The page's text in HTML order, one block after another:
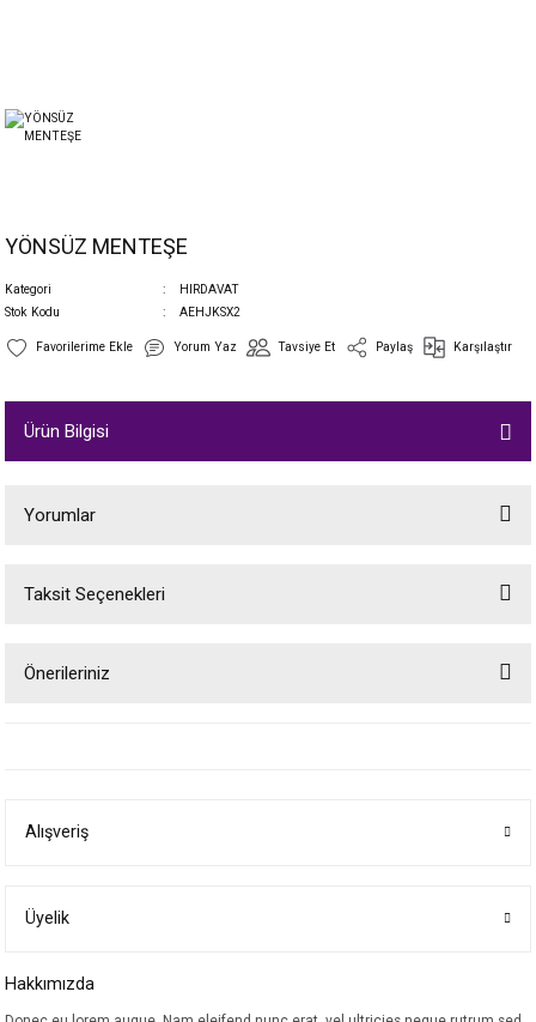
YÖNSÜZ MENTEŞE
Kategori
HIRDAVAT
Stok Kodu
AEHJKSX2
Yorum Yaz Tavsiye Et Paylaş Karşılaştır
Ürün Bilgisi
Yorumlar
Taksit Seçenekleri
Önerileriniz
Ürün bilgilerinde hatalar bulunuyor.
Bu ürüne benzer farklı alternatifler olmalı.
Alışveriş
Üyelik
Hakkımızda